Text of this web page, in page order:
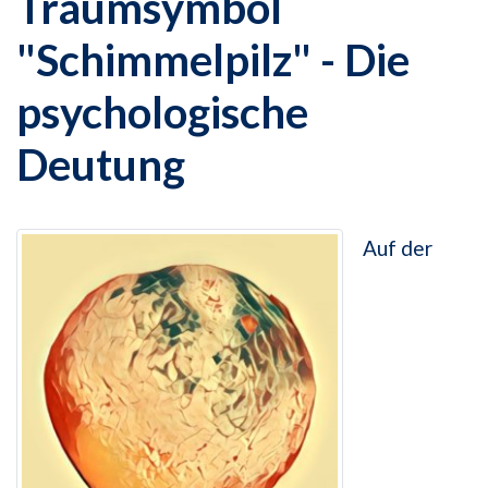
"Schimmelpilz" - Die
psychologische
Deutung
Auf der